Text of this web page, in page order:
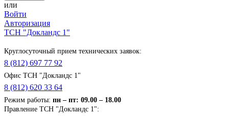
или
Войти
Авторизация
ТСН "Докландс 1"
Круглосуточный прием технических заявок:
8 (812) 697 77 92
Офис ТСН "Докландс 1"
8 (812) 620 33 64
Режим работы: пн – пт: 09.00 – 18.00
Правление ТСН "Докландс 1":